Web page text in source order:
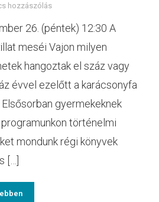
hozzászólás
26. (péntek) 12:30 A
meséi Vajon milyen
hangoztak el száz vagy
évvel ezelőtt a karácsonyfa
gyermekeknek
történelmi
mondunk régi könyvek
[…]